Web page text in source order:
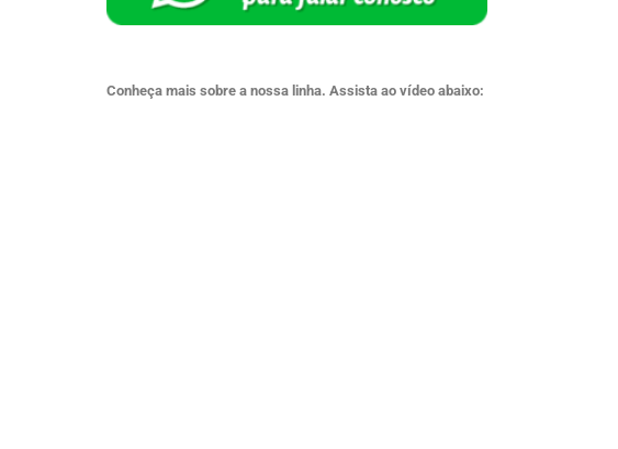
Conheça mais sobre a nossa linha. Assista ao vídeo abaixo: